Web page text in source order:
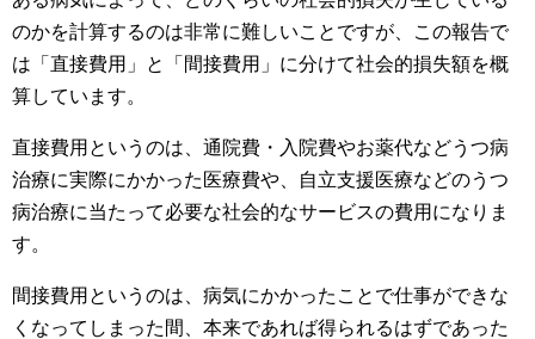
のかを計算するのは非常に難しいことですが、この報告で
は「直接費用」と「間接費用」に分けて社会的損失額を概
算しています。
直接費用というのは、通院費・入院費やお薬代などうつ病
治療に実際にかかった医療費や、自立支援医療などのうつ
病治療に当たって必要な社会的なサービスの費用になりま
す。
間接費用というのは、病気にかかったことで仕事ができな
くなってしまった間、本来であれば得られるはずであった